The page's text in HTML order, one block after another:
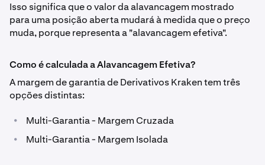
Isso significa que o valor da alavancagem mostrado
para uma posição aberta mudará à medida que o preço
muda, porque representa a "alavancagem efetiva".
Como é calculada a Alavancagem Efetiva?
A margem de garantia de Derivativos Kraken tem três
opções distintas:
• Multi-Garantia - Margem Cruzada
• Multi-Garantia - Margem Isolada